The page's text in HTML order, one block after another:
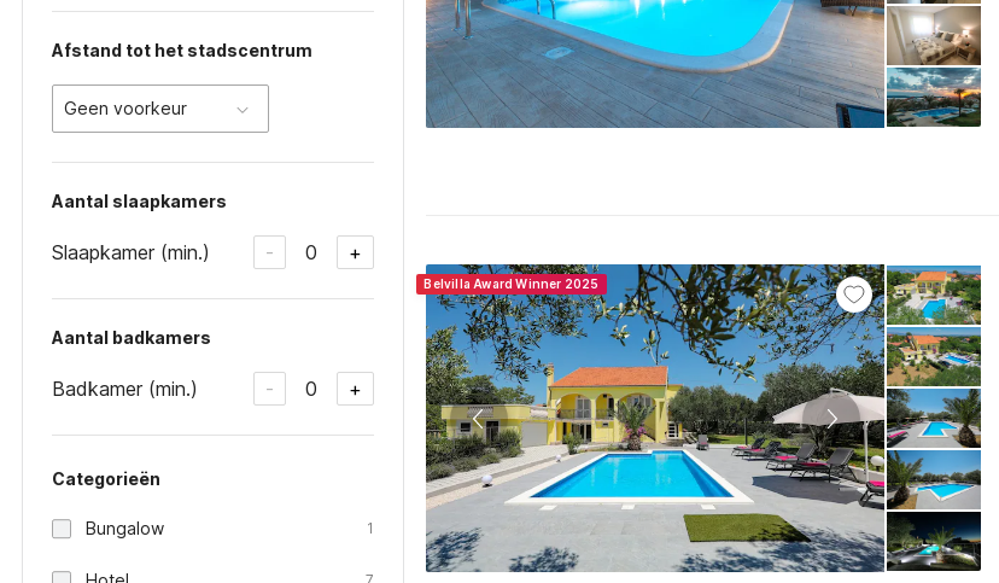
Afstand tot het stadscentrum
Geen voorkeur
Aantal slaapkamers
Slaapkamer (min.) - 0 +
Aantal badkamers
Badkamer (min.) - 0 +
Categorieën
Bungalow 1
Belvilla Award Winner 2025